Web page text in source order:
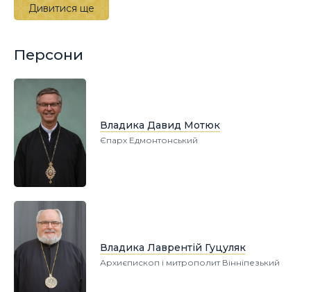
Дивитися ще
Персони
Владика Давид Мотюк
Єпарх Едмонтонський
Владика Лаврентій Гуцуляк
Архиєпископ і митрополит Вінніпезький